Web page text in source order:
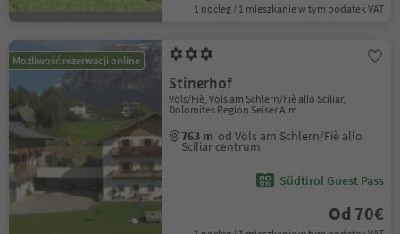
1 nocleg / 1 mieszkanie w tym podatek VAT
Możliwość rezerwacji online
Stinerhof
Völs/Fiè, Völs am Schlern/Fiè allo Sciliar,
Dolomites Region Seiser Alm
763 m od Völs am Schlern/Fiè allo
Sciliar centrum
Südtirol Guest Pass
Od 70€